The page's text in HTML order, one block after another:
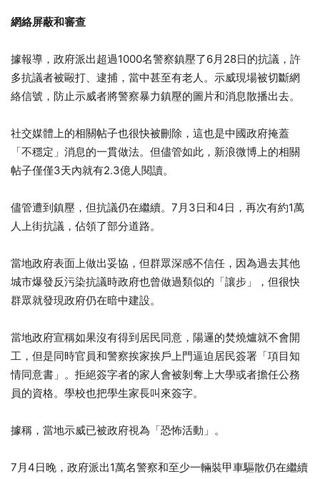
網絡屏蔽和審查
據報導，政府派出超過1000名警察鎮壓了6月28日的抗議，許
多抗議者被毆打、逮捕，當中甚至有老人。示威現場被切斷網
絡信號，防止示威者將警察暴力鎮壓的圖片和消息散播出去。
社交媒體上的相關帖子也很快被刪除，這也是中國政府掩蓋
「不穩定」消息的一貫做法。但儘管如此，新浪微博上的相關
帖子僅僅3天內就有2.3億人閱讀。
儘管遭到鎮壓，但抗議仍在繼續。7月3日和4日，再次有約1萬
人上街抗議，佔領了部分道路。
當地政府表面上做出妥協，但群眾深感不信任，因為過去其他
城市爆發反污染抗議時政府也曾做過類似的「讓步」，但很快
群眾就發現政府仍在暗中建設。
當地政府宣稱如果沒有得到居民同意，陽邏的焚燒爐就不會開
工，但是同時官員和警察挨家挨戶上門逼迫居民簽署「項目知
情同意書」。拒絕簽字者的家人會被剝奪上大學或者擔任公務
員的資格。學校也把學生家長叫來簽字。
據稱，當地示威已被政府視為「恐怖活動」。
7月4日晚，政府派出1萬名警察和至少一輛裝甲車驅散仍在繼續